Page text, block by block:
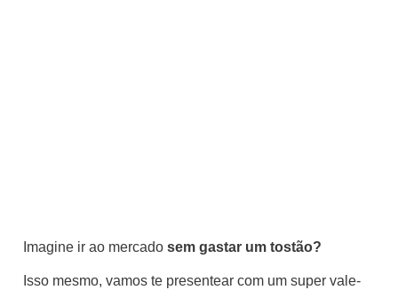
Imagine ir ao mercado sem gastar um tostão?
Isso mesmo, vamos te presentear com um super vale-